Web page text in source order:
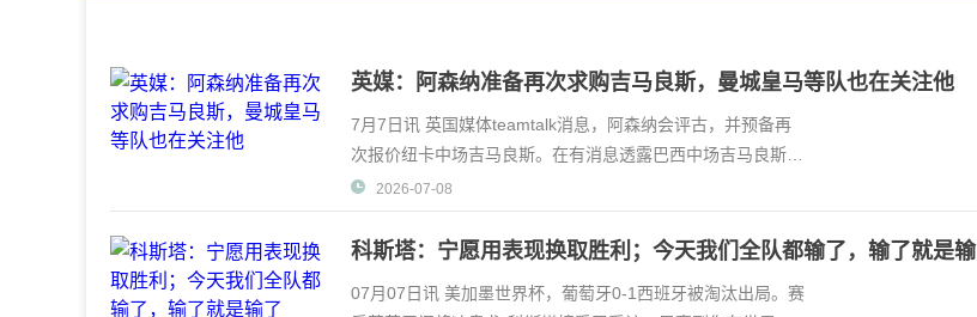
英媒：阿森纳准备再次求购吉马良斯，曼城皇马等队也在关注他
7月7日讯 英国媒体teamtalk消息，阿森纳会评古，并预备再
次报价纽卡中场吉马良斯。在有消息透露巴西中场吉马良斯愈
发不愿留守纽卡之
2026-07-08
科斯塔：宁愿用表现换取胜利；今天我们全队都输了，输了就是输
了
07月07日讯 美加墨世界杯，葡萄牙0-1西班牙被淘汰出局。赛